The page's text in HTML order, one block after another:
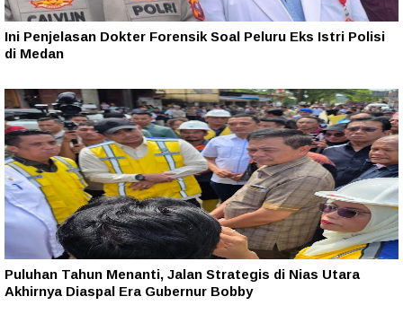
Ini Penjelasan Dokter Forensik Soal Peluru Eks Istri Polisi
di Medan
Puluhan Tahun Menanti, Jalan Strategis di Nias Utara
Akhirnya Diaspal Era Gubernur Bobby